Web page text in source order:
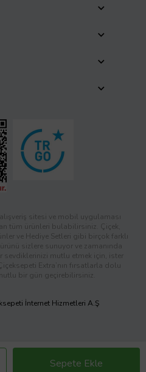
Sepete Ekle
sitesi ve mobil uygulaması
tüm ürünleri bulabilirsiniz. Çiçek,
ve Hediye Setleri gibi birçok farklı
sizlere sunuyor ve zamanında
sevdiklerinizi mutlu etmek için, ister
Extra’nın fırsatlarla dolu
bir gün geçirebilirsiniz.
İnternet Hizmetleri A.Ş